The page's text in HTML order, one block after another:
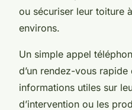
ou sécuriser leur toiture
environs.
Un simple appel
d’un rendez-vous
informations utiles sur
d’intervention ou les